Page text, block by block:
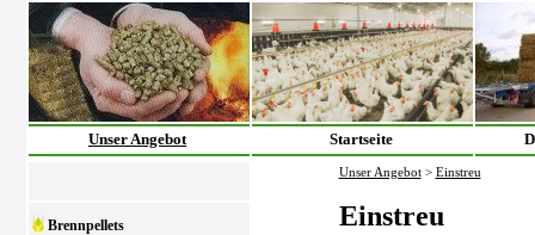
Unser Angebot Startseite
Brennpellets
Unser Angebot > Einstreu
Einstreu